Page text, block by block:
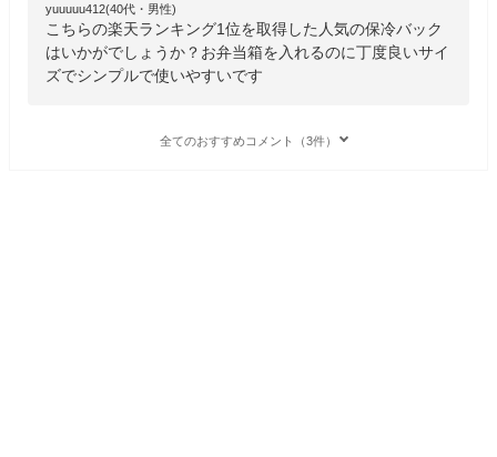
yuuuuu412(40代・男性)
こちらの楽天ランキング1位を取得した人気の保冷バック
はいかがでしょうか？お弁当箱を入れるのに丁度良いサイ
ズでシンプルで使いやすいです
全てのおすすめコメント（3件）